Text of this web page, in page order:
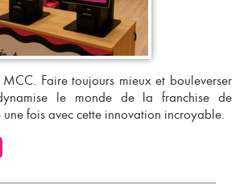
Faire toujours mieux et bouleverser
le monde de lafranchise de
une fois avec cette innovation incroyable.